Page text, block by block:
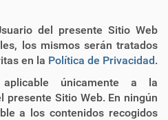
del presente Sitio Web
los mismos serán tratados
en la Política de Privacidad.
únicamente a la
presente Sitio Web. En ningún
a los contenidos recogidos